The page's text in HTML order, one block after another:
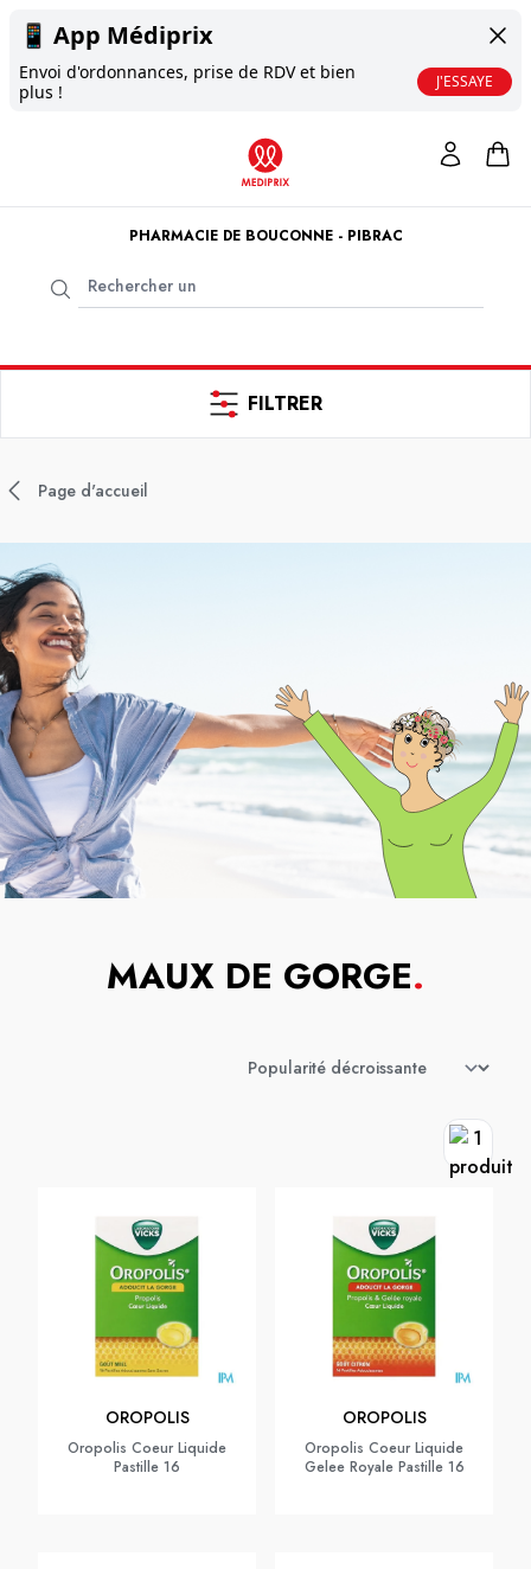
📱 App Médiprix
Envoi d'ordonnances, prise de RDV et bien
plus !
J'ESSAYE
PHARMACIE DE BOUCONNE - PIBRAC
FILTRER
Page d'accueil
MAUX DE GORGE.
OROPOLIS
Oropolis Coeur Liquide
Pastille 16
OROPOLIS
Oropolis Coeur Liquide
Gelee Royale Pastille 16